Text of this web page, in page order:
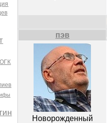
ОГК
пэв
Новорожденный